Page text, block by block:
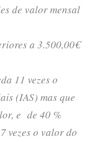
de valor mensal
a 3.500,00€
11 vezes o
(IAS) mas que
e de 40 %
vezes o valor do